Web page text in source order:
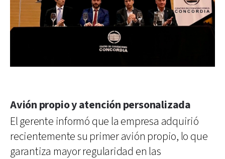
Avión propio y atención personalizada
El gerente informó que la empresa adquirió
recientemente su primer avión propio, lo que
garantiza mayor regularidad en las